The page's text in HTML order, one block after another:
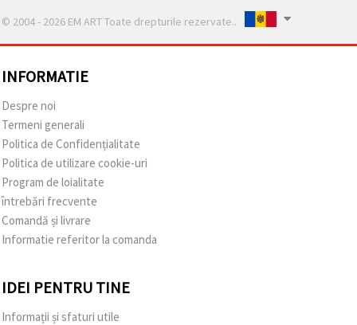
© 2004 - 2026 EM ART Toate drepturile rezervate..
INFORMATIE
Despre noi
Termeni generali
Politica de Confidențialitate
Politica de utilizare cookie-uri
Program de loialitate
întrebări frecvente
Comandă și livrare
Informatie referitor la comanda
IDEI PENTRU TINE
Informații și sfaturi utile